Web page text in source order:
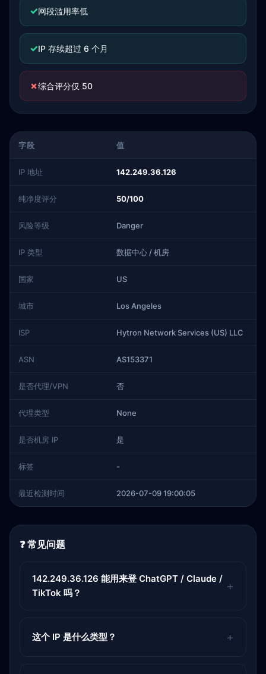
✓网段滥用率低
✓IP 存续超过 6 个月
✗综合评分仅 50
字段 值
IP 地址 142.249.36.126
纯净度评分 50/100
风险等级 Danger
IP 类型 数据中心 / 机房
国家 US
城市 Los Angeles
ISP Hytron Network Services (US) LLC
ASN AS153371
是否代理/VPN 否
代理类型 None
是否机房 IP 是
标签 -
最近检测时间 2026-07-09 19:00:05
❓ 常见问题
142.249.36.126 能用来登 ChatGPT / Claude /
TikTok 吗？
这个 IP 是什么类型？